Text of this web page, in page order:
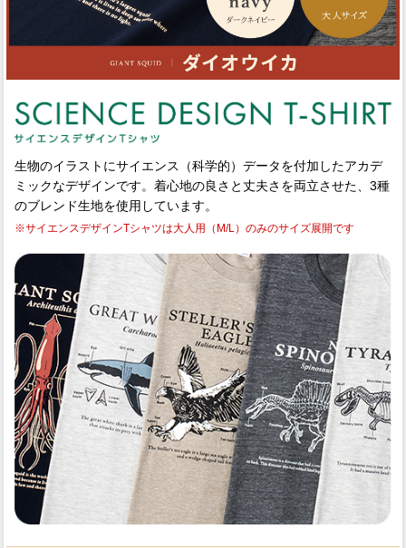
生物のイラストにサイエンス（科学的）データを付加したアカデ
ミックなデザインです。着心地の良さと丈夫さを両立させた、3種
のブレンド生地を使用しています。
※サイエンスデザインTシャツは大人用（M/L）のみのサイズ展開です